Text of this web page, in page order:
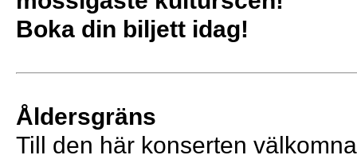
Boka din biljett idag!
Åldersgräns
Till den här konserten